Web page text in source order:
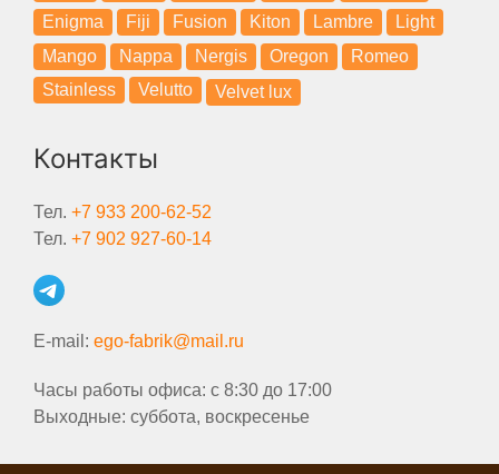
Enigma
Fiji Fusion Kiton Lambre
Light
Mango
Nappa Nergis Oregon
Romeo
Stainless
Velutto Velvet lux
Контакты
Тел. +7 933 200-62-52
Тел. +7 902 927-60-14
E-mail: ego-fabrik@mail.ru
Часы работы офиса: с 8:30 до 17:00
Выходные: суббота, воскресенье